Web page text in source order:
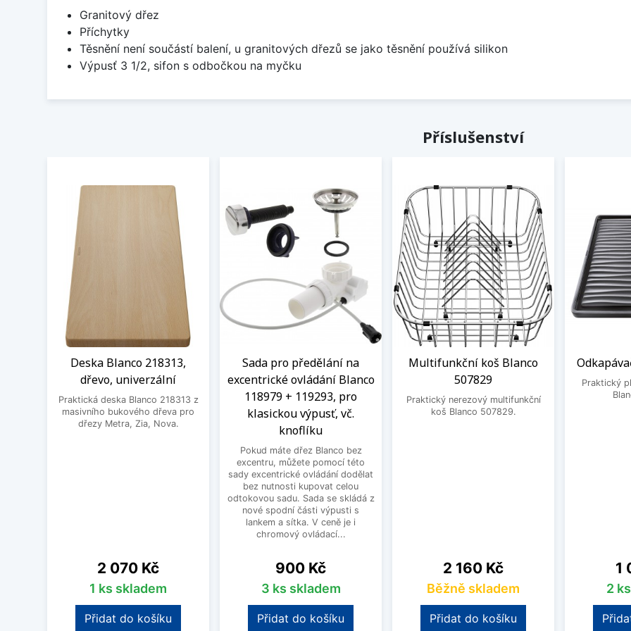
Granitový dřez
Příchytky
Těsnění není součástí balení, u granitových dřezů se jako těsnění používá silikon
Výpusť 3 1/2, sifon s odbočkou na myčku
Příslušenství
Deska Blanco 218313,
dřevo, univerzální
Praktická deska Blanco 218313 z
masivního bukového dřeva pro
dřezy Metra, Zia, Nova.
Cena
2 070 Kč
1 ks skladem
Přidat do košíku
Sada pro předělání na
excentrické ovládání Blanco
118979 + 119293, pro
klasickou výpusť, vč.
knoflíku
Pokud máte dřez Blanco bez
excentru, můžete pomocí této
sady excentrické ovládání dodělat
bez nutnosti kupovat celou
odtokovou sadu. Sada se skládá z
nové spodní části výpusti s
lankem a sítka. V ceně je i
chromový ovládací...
Cena
900 Kč
3 ks skladem
Přidat do košíku
Multifunkční koš Blanco
507829
Praktický nerezový multifunkční
koš Blanco 507829.
Cena
2 160 Kč
Běžně skladem
Přidat do košíku
Praktický
1
2